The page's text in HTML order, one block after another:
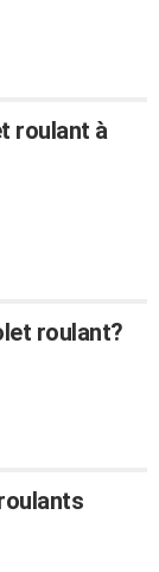
roulant à
roulant?